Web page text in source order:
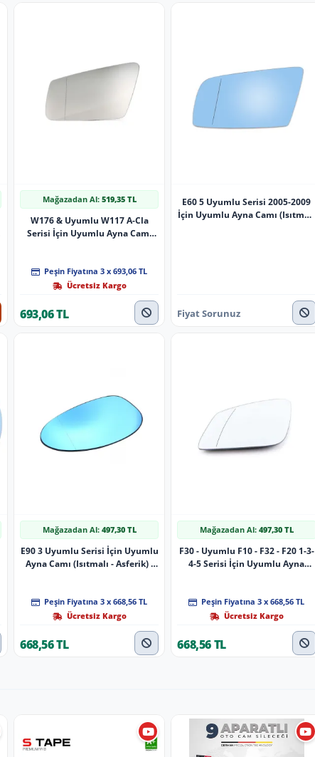
Mağazadan Al: 519,35 TL
W176 & Uyumlu W117 A-Cla
Serisi İçin Uyumlu Ayna Camı
Peşin Fiyatına 3 x 693,06 TL
Ücretsiz Kargo
693,06 TL
E60 5 Uyumlu Serisi 2005-2009
İçin Uyumlu Ayna Camı (Isıtmalı
Fiyat Sorunuz
Mağazadan Al: 497,30 TL
E90 3 Uyumlu Serisi İçin Uyumlu
Ayna Camı (Isıtmalı - Asferik) -
Peşin Fiyatına 3 x 668,56 TL
Ücretsiz Kargo
668,56 TL
Mağazadan Al: 497,30 TL
F30 - Uyumlu F10 - F32 - F20 1-3-
4-5 Serisi İçin Uyumlu Ayna
Peşin Fiyatına 3 x 668,56 TL
Ücretsiz Kargo
668,56 TL